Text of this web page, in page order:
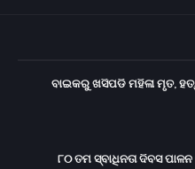
ବାଇକରୁ ଖସିପଡି ମହିଳା ମୃତ,
୮୦ ତମ ସ୍ବାଧିନତା ଦିବସ